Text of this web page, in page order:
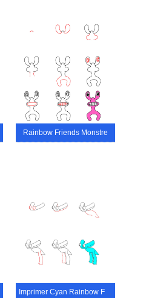
Rainbow Friends Monstre
Imprimer Cyan Rainbow Friend